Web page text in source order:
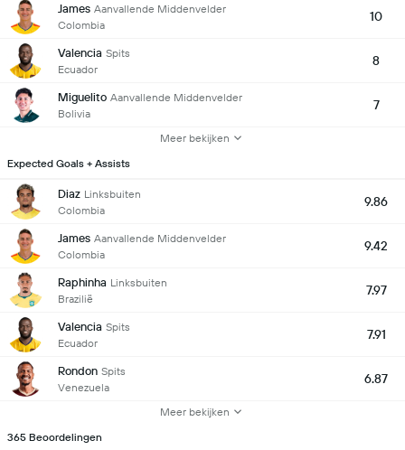
James Aanvallende Middenvelder
Colombia
10
Valencia Spits
Ecuador
8
Miguelito Aanvallende Middenvelder
Bolivia
7
Meer bekijken
Expected Goals + Assists
Diaz Linksbuiten
Colombia
9.86
James Aanvallende Middenvelder
Colombia
9.42
Raphinha Linksbuiten
Brazilië
7.97
Valencia Spits
Ecuador
7.91
Rondon Spits
Venezuela
6.87
Meer bekijken
365 Beoordelingen